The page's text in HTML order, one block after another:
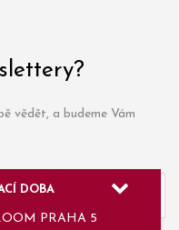
vědět, a budeme Vám
DOBA
PRAHA 5